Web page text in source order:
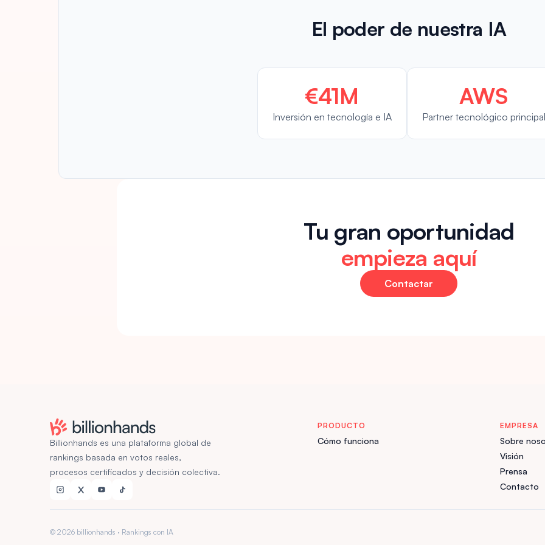
El poder de nuestra IA
€41M
Inversión en tecnología e IA
AWS
Partner tecnológico principal
Tu gran oportunidad
empieza aquí
Contactar
Billionhands es una plataforma global de
rankings basada en votos reales,
procesos certificados y decisión colectiva.
PRODUCTO
Cómo funciona
EMPRESA
Sobre
Visión
Prensa
Contacto
© 2026 billionhands · Rankings con IA